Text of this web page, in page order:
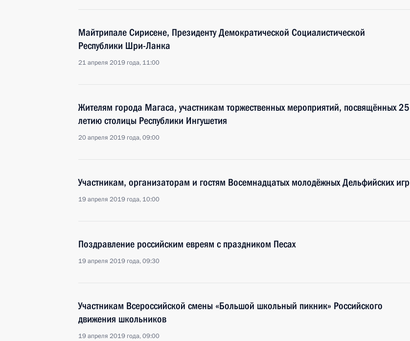
Майтрипале Сирисене, Президенту Демократической Социалистической
Республики Шри-Ланка
21 апреля 2019 года, 11:00
Жителям города Магаса, участникам торжественных мероприятий, посвящённых 25
летию столицы Республики Ингушетия
20 апреля 2019 года, 09:00
Участникам, организаторам и гостям Восемнадцатых молодёжных Дельфийских игр
19 апреля 2019 года, 10:00
Поздравление российским евреям с праздником Песах
19 апреля 2019 года, 09:30
Участникам Всероссийской смены «Большой школьный пикник» Российского
движения школьников
19 апреля 2019 года, 09:00